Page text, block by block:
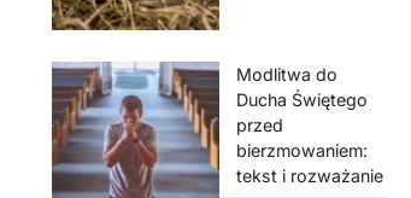
Modlitwa do
Ducha Świętego
przed
bierzmowaniem:
tekst i rozważanie